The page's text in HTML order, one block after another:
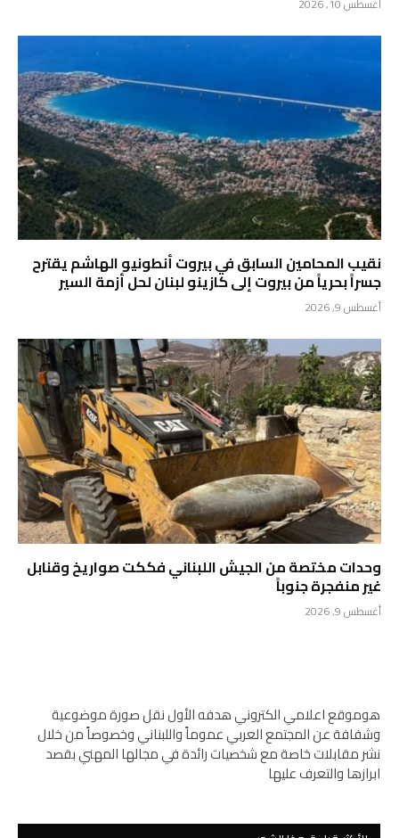
نقيب المحامين السابق في بيروت أنطونيو الهاشم يقترح
جسراً بحرياً من بيروت إلى كازينو لبنان لحل أزمة السير
أغسطس 9, 2026
وحدات مختصة من الجيش اللبناني فككت صواريخ وقنابل
غير منفجرة جنوباً
أغسطس 9, 2026
هوموقع اعلامي الكتروني هدفه الأول نقل صورة موضوعية
وشفافة عن المجتمع العربي عموماً واللبناني وخصوصاً من خلال
نشر مقابلات خاصة مع شخصيات رائدة في مجالها المهني بقصد
ابرازها والتعرف عليها